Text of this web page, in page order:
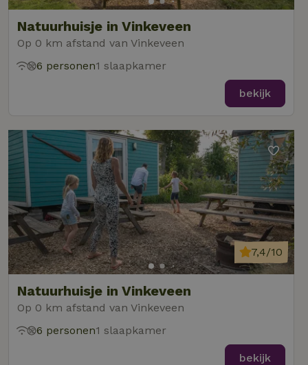
Natuurhuisje in Vinkeveen
Op 0 km afstand van Vinkeveen
6 personen1 slaapkamer
bekijk
Natuurhuisje in Vinkeveen
Op 0 km afstand van Vinkeveen
7,4/10
6 personen1 slaapkamer
bekijk